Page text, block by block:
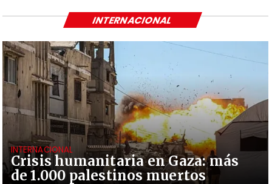
Crisis humanitaria en Gaza: más
de 1.000 palestinos muertos
INTERNACIONAL
INTERNACIONAL